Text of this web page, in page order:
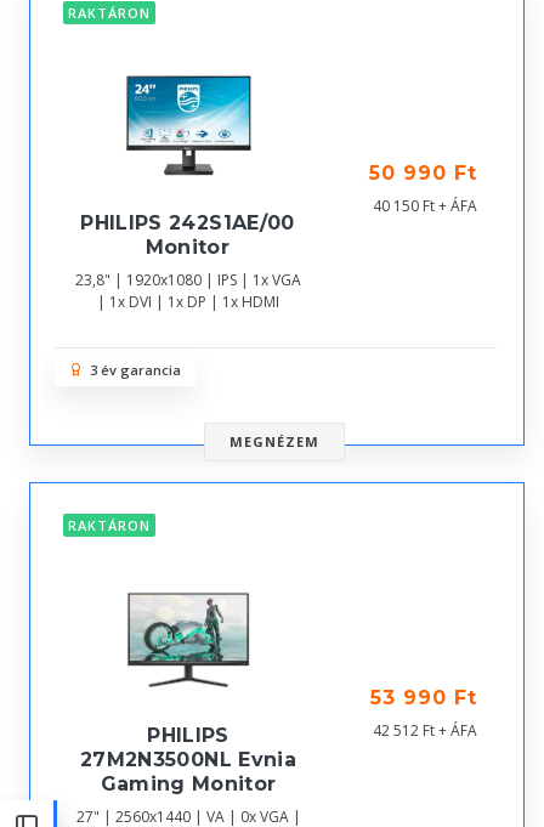
RAKTÁRON
PHILIPS 242S1AE/00
Monitor
23,8" | 1920x1080 | IPS | 1x VGA
| 1x DVI | 1x DP | 1x HDMI
50 990 Ft
40 150 Ft + ÁFA
3 év garancia
MEGNÉZEM
RAKTÁRON
PHILIPS
27M2N3500NL Evnia
Gaming Monitor
27" | 2560x1440 | VA | 0x VGA |
53 990 Ft
42 512 Ft + ÁFA